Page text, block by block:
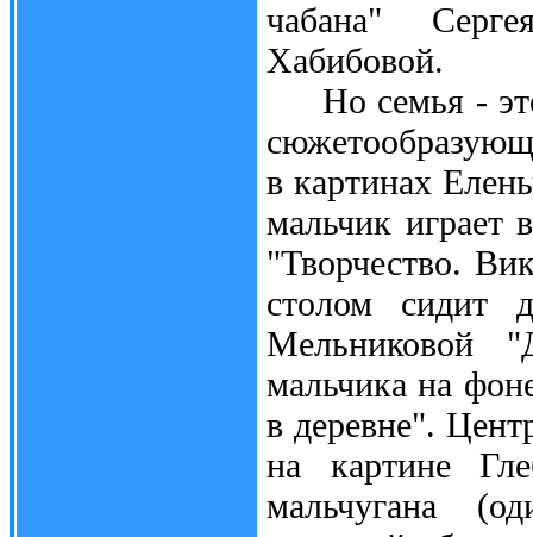
чабана"
Хабибовой.
Но семья - это
в картинах
мальчик играет
"Творчество.
столом сидит
Мельниковой
мальчика на
в деревне".
на картине
мальчугана